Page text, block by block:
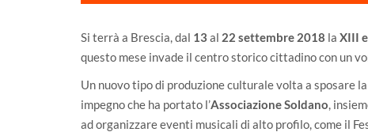
Si terrà a Brescia, dal 13 al 22 settembre 2018 la XIII
questo mese invade il centro storico cittadino con un
Un nuovo tipo di produzione culturale volta a sposare
impegno che ha portato l’Associazione Soldano,
ad organizzare eventi musicali di alto profilo, come il